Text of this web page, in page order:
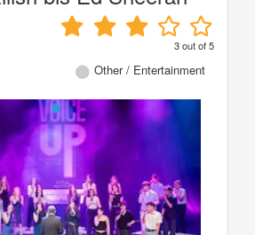
3out of5
Other / Entertainment